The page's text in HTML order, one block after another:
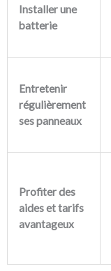
Installer une
batterie
Entretenir
régulièrement
ses panneaux
Profiter des
aides et tarifs
avantageux